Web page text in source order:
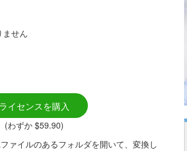
せん
ライセンスを購入
(わずか $59.90)
ァイルのあるフォルダを開いて、変換し